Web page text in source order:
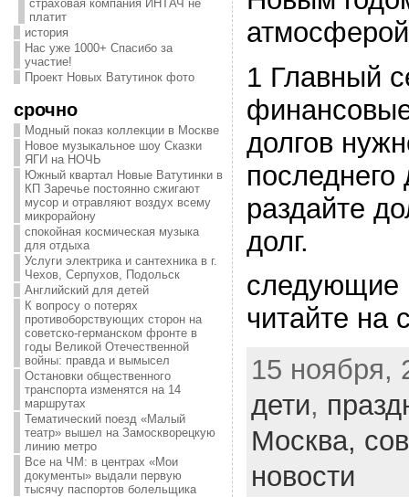
страховая компания ИНТАЧ не
платит
история
Нас уже 1000+ Спасибо за
участие!
Проект Новых Ватутинок фото
срочно
Модный показ коллекции в Москве
Новое музыкальное шоу Сказки
ЯГИ на НОЧЬ
Южный квартал Новые Ватутинки в
КП Заречье постоянно сжигают
мусор и отравляют воздух всему
микрорайону
спокойная космическая музыка
для отдыха
Услуги электрика и сантехника в г.
Чехов, Серпухов, Подольск
Английский для детей
К вопросу о потерях
противоборствующих сторон на
советско-германском фронте в
годы Великой Отечественной
войны: правда и вымысел
Остановки общественного
транспорта изменятся на 14
маршрутах
Тематический поезд «Малый
театр» вышел на Замоскворецкую
линию метро
Все на ЧМ: в центрах «Мои
документы» выдали первую
тысячу паспортов болельщика
1 Главный
долгов
раздайте
долг.
следующие
читайте на
15 ноября,
дети,
Москва,
новости